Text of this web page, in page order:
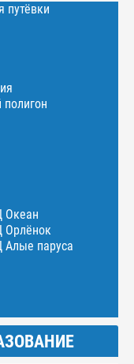
путёвки
полигон
Океан
Орлёнок
Алые паруса